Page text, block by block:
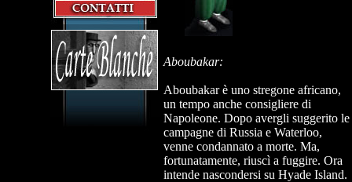
Aboubakar:
Aboubakar è uno stregone africano,
un tempo anche consigliere di
Napoleone. Dopo avergli suggerito le
campagne di Russia e Waterloo,
venne condannato a morte. Ma,
fortunatamente, riuscì a fuggire. Ora
intende nascondersi su Hyade Island.